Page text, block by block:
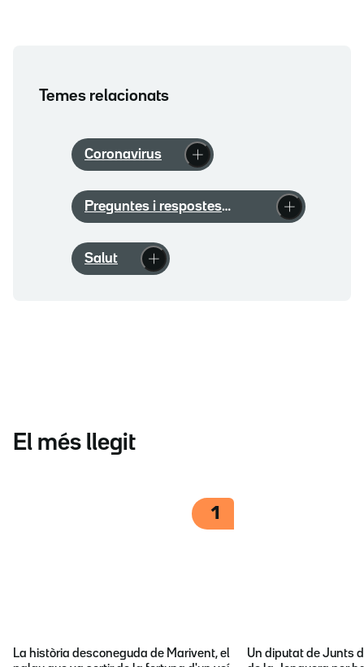
Temes relacionats
Coronavirus
Preguntes i respostes
coronavirus
Salut
El més llegit
1
La història desconeguda de Marivent, el
Un diputat de Junts